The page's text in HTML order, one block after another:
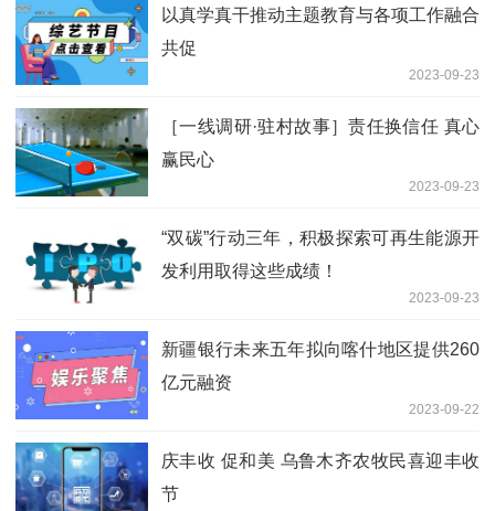
以真学真干推动主题教育与各项工作融合
共促
2023-09-23
［一线调研·驻村故事］责任换信任 真心
赢民心
2023-09-23
“双碳”行动三年，积极探索可再生能源开
发利用取得这些成绩！
2023-09-23
新疆银行未来五年拟向喀什地区提供260
亿元融资
2023-09-22
庆丰收 促和美 乌鲁木齐农牧民喜迎丰收
节